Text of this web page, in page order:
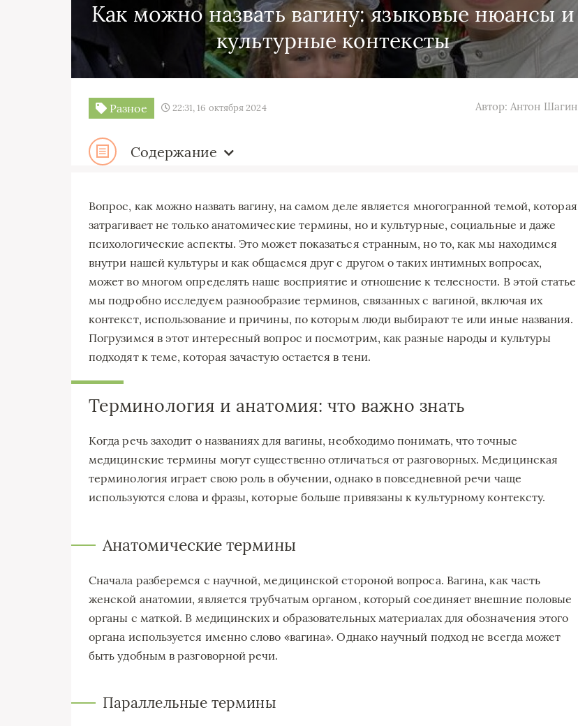
Как можно назвать вагину: языковые нюансы и
культурные контексты
Разное 22:31, 16 октября 2024 Автор: Антон Шагин
Содержание
Вопрос, как можно назвать вагину, на самом деле является многогранной темой, которая
затрагивает не только анатомические термины, но и культурные, социальные и даже
психологические аспекты. Это может показаться странным, но то, как мы находимся
внутри нашей культуры и как общаемся друг с другом о таких интимных вопросах,
может во многом определять наше восприятие и отношение к телесности. В этой статье
мы подробно исследуем разнообразие терминов, связанных с вагиной, включая их
контекст, использование и причины, по которым люди выбирают те или иные названия.
Погрузимся в этот интересный вопрос и посмотрим, как разные народы и культуры
подходят к теме, которая зачастую остается в тени.
Терминология и анатомия: что важно знать
Когда речь заходит о названиях для вагины, необходимо понимать, что точные
медицинские термины могут существенно отличаться от разговорных. Медицинская
терминология играет свою роль в обучении, однако в повседневной речи чаще
используются слова и фразы, которые больше привязаны к культурному контексту.
Анатомические термины
Сначала разберемся с научной, медицинской стороной вопроса. Вагина, как часть
женской анатомии, является трубчатым органом, который соединяет внешние половые
органы с маткой. В медицинских и образовательных материалах для обозначения этого
органа используется именно слово «вагина». Однако научный подход не всегда может
быть удобным в разговорной речи.
Параллельные термины